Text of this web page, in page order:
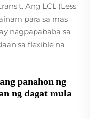
Ang LCL (Less
para sa mas
nagpapababa sa
sa flexible na
panahon ng
ng dagat mula